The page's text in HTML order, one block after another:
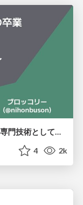
「背中を見て育て」からの卒業 〜専門技術としてのテスト設計を軸に、品質保証のバトンを繋ぐ〜 #genda_tech_talk
4 2k